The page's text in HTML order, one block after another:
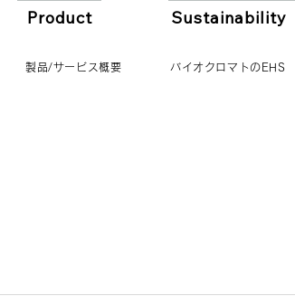
Product
製品/サービス概要
Sustainability
バイオクロマトのEHS